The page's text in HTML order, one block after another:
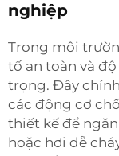
nghiệp
Trong môi
tố an toàn và
trọng. Đây
các động cơ
thiết kế để
hoặc hơi dễ